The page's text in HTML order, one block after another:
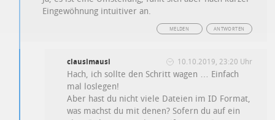
Eingewöhnung intuitiver an.
ANTWORTEN
MELDEN
clausimausi 10.10.2019, 23:20 Uhr
Hach, ich sollte den Schritt wagen … Einfach
mal loslegen!
Aber hast du nicht viele Dateien im ID Format,
was machst du mit denen? Sofern du auf ein